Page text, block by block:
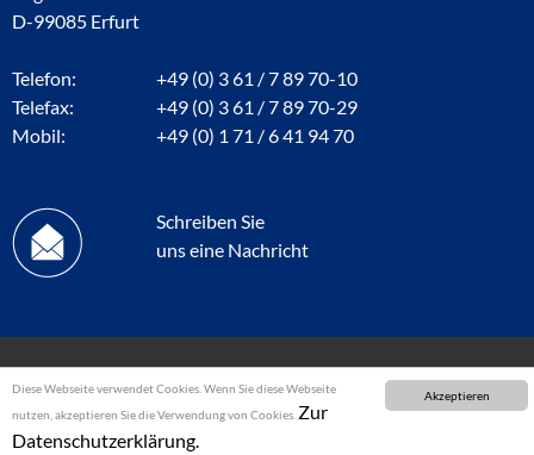
Akzeptieren
Diese Webseite verwendet Cookies. Wenn Sie diese Webseite
nutzen, akzeptieren Sie die Verwendung von Cookies. Zur
Datenschutzerklärung.
D-99085 Erfurt
Telefon:
+49 (0) 3 61 / 7 89 70-10
Telefax:
+49 (0) 3 61 / 7 89 70-29
Mobil:
+49 (0) 1 71 / 6 41 94 70
Schreiben Sie
uns eine Nachricht